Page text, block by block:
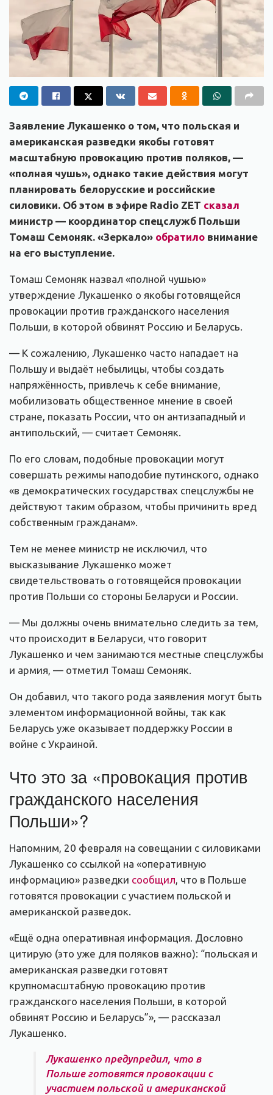
Заявление Лукашенко о том, что польская и
американская разведки якобы готовят
масштабную провокацию против поляков, —
«полная чушь», однако такие действия могут
планировать белорусские и российские
силовики. Об этом в эфире Radio ZET сказал
министр — координатор спецслужб Польши
Томаш Семоняк. «Зеркало» обратило внимание
на его выступление.
Томаш Семоняк назвал «полной чушью»
утверждение Лукашенко о якобы готовящейся
провокации против гражданского населения
Польши, в которой обвинят Россию и Беларусь.
— К сожалению, Лукашенко часто нападает на
Польшу и выдаёт небылицы, чтобы создать
напряжённость, привлечь к себе внимание,
мобилизовать общественное мнение в своей
стране, показать России, что он антизападный и
антипольский, — считает Семоняк.
По его словам, подобные провокации могут
совершать режимы наподобие путинского, однако
«в демократических государствах спецслужбы не
действуют таким образом, чтобы причинить вред
собственным гражданам».
Тем не менее министр не исключил, что
высказывание Лукашенко может
свидетельствовать о готовящейся провокации
против Польши со стороны Беларуси и России.
— Мы должны очень внимательно следить за тем,
что происходит в Беларуси, что говорит
Лукашенко и чем занимаются местные спецслужбы
и армия, — отметил Томаш Семоняк.
Он добавил, что такого рода заявления могут быть
элементом информационной войны, так как
Беларусь уже оказывает поддержку России в
войне с Украиной.
Что это за «провокация против
гражданского населения
Польши»?
Напомним, 20 февраля на совещании с силовиками
Лукашенко со ссылкой на «оперативную
информацию» разведки сообщил, что в Польше
готовятся провокации с участием польской и
американской разведок.
«Ещё одна оперативная информация. Дословно
цитирую (это уже для поляков важно): “польская и
американская разведки готовят
крупномасштабную провокацию против
гражданского населения Польши, в которой
обвинят Россию и Беларусь”», — рассказал
Лукашенко.
Лукашенко предупредил, что в
Польше готовятся провокации с
участием польской и американской